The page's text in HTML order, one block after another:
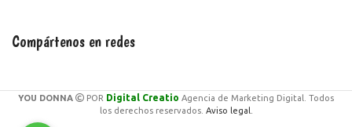
Compártenos en redes
YOU DONNA POR Digital Creatio Agencia de Marketing Digital. Todos
los derechos reservados. Aviso legal.